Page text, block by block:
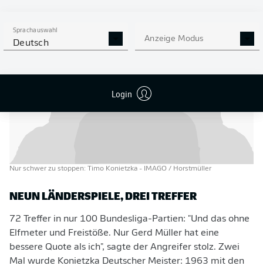
Sprachauswahl
Deutsch Anzeige Modus
Login
Nur schwer zu stoppen: Timo Konietzka - IMAGO / Horstmüller
NEUN LÄNDERSPIELE, DREI TREFFER
72 Treffer in nur 100 Bundesliga-Partien: "Und das ohne
Elfmeter und Freistöße. Nur Gerd Müller hat eine
bessere Quote als ich", sagte der Angreifer stolz. Zwei
Mal wurde Konietzka Deutscher Meister: 1963 mit den